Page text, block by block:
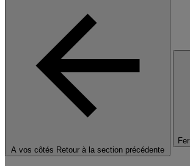
A vos côtés Retour à la section précédente